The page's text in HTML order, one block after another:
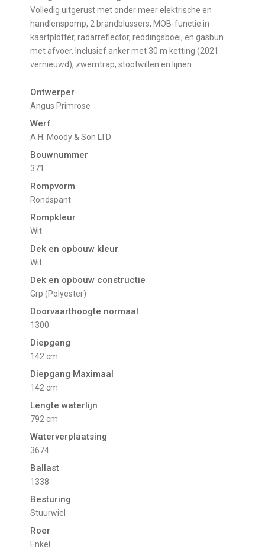
Volledig uitgerust met onder meer elektrische en
handlenspomp, 2 brandblussers, MOB-functie in
kaartplotter, radarreflector, reddingsboei, en gasbun
met afvoer. Inclusief anker met 30 m ketting (2021
vernieuwd), zwemtrap, stootwillen en lijnen.
Ontwerper
Angus Primrose
Werf
A.H. Moody & Son LTD
Bouwnummer
371
Rompvorm
Rondspant
Rompkleur
Wit
Dek en opbouw kleur
Wit
Dek en opbouw constructie
Grp (Polyester)
Doorvaarthoogte normaal
1300
Diepgang
142 cm
Diepgang Maximaal
142 cm
Lengte waterlijn
792 cm
Waterverplaatsing
3674
Ballast
1338
Besturing
Stuurwiel
Roer
Enkel